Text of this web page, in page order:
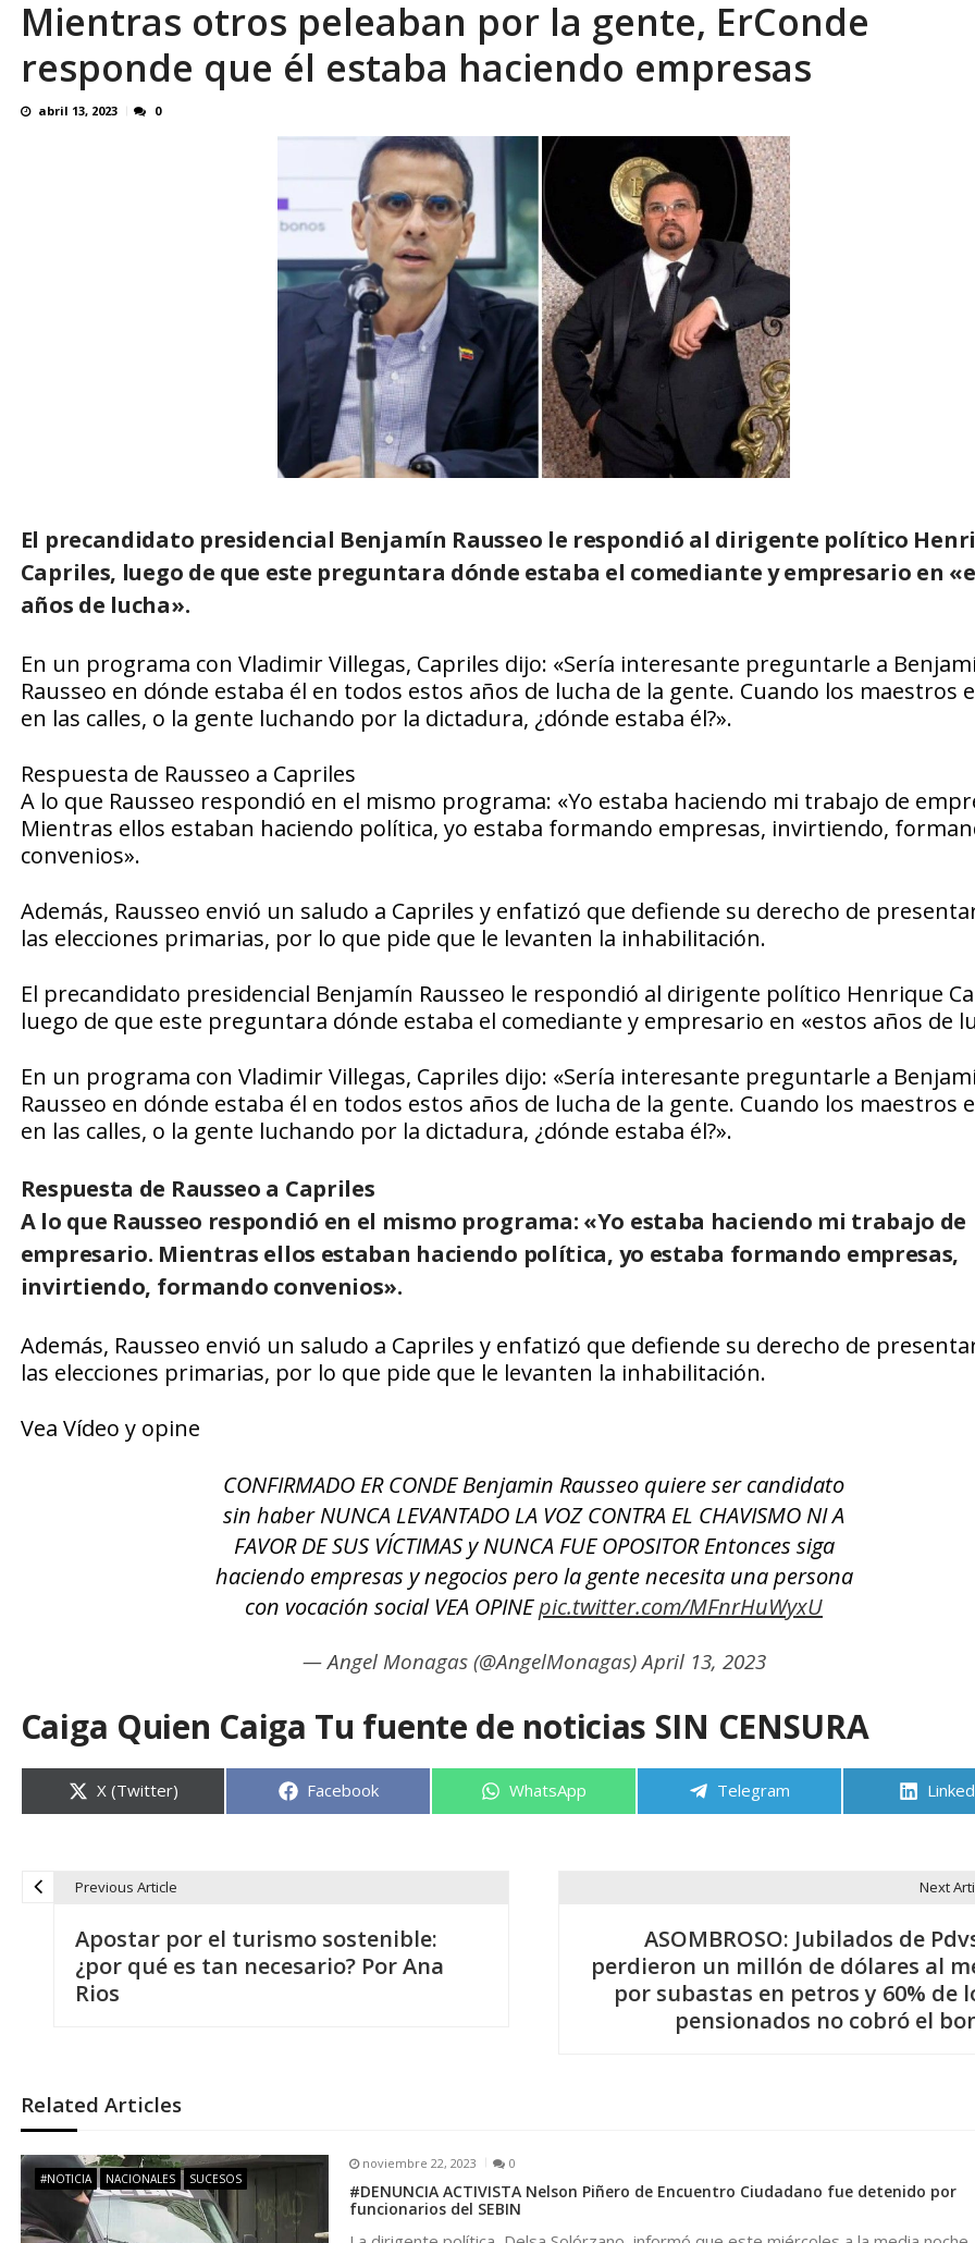
¿QUE PROTEGES TU? Por: Miguel Ángel León R AGOSTO 8, 2026
Mientras otros peleaban por la gente, ErConde
responde que él estaba haciendo empresas
abril 13, 2023 0
El precandidato presidencial Benjamín Rausseo le respondió al dirigente político
Capriles, luego de que este preguntara dónde estaba el comediante y empresario en
años de lucha».
En un programa con Vladimir Villegas, Capriles dijo: «Sería interesante preguntarle a
Rausseo en dónde estaba él en todos estos años de lucha de la gente. Cuando los maestros
en las calles, o la gente luchando por la dictadura, ¿dónde estaba él?».
Respuesta de Rausseo a Capriles
A lo que Rausseo respondió en el mismo programa: «Yo estaba haciendo mi trabajo de
Mientras ellos estaban haciendo política, yo estaba formando empresas, invirtiendo,
convenios».
Además, Rausseo envió un saludo a Capriles y enfatizó que defiende su derecho de
las elecciones primarias, por lo que pide que le levanten la inhabilitación.
El precandidato presidencial Benjamín Rausseo le respondió al dirigente político Henrique
luego de que este preguntara dónde estaba el comediante y empresario en «estos años de
En un programa con Vladimir Villegas, Capriles dijo: «Sería interesante preguntarle a
Rausseo en dónde estaba él en todos estos años de lucha de la gente. Cuando los maestros
en las calles, o la gente luchando por la dictadura, ¿dónde estaba él?».
Respuesta de Rausseo a Capriles
A lo que Rausseo respondió en el mismo programa: «Yo estaba haciendo mi trabajo de
empresario. Mientras ellos estaban haciendo política, yo estaba formando empresas,
invirtiendo, formando convenios».
Además, Rausseo envió un saludo a Capriles y enfatizó que defiende su derecho de
las elecciones primarias, por lo que pide que le levanten la inhabilitación.
Vea Vídeo y opine
CONFIRMADO ER CONDE Benjamin Rausseo quiere ser candidato
sin haber NUNCA LEVANTADO LA VOZ CONTRA EL CHAVISMO NI A
FAVOR DE SUS VÍCTIMAS y NUNCA FUE OPOSITOR Entonces siga
haciendo empresas y negocios pero la gente necesita una persona
con vocación social VEA OPINEpic.twitter.com/MFnrHuWyxU
— Angel Monagas (@AngelMonagas)April 13, 2023
Caiga Quien Caiga Tu fuente de noticias SIN CENSURA
Compartir
en
X (Twitter) Compartir
Facebook Compartir
WhatsApp Compartir
Telegram
g
a
Previous Article
Apostar por el turismo sostenible:
¿por qué es tan necesario? Por Ana
Rios
Next
ASOMBROSO: Jubilados de
perdieron un millón de dólares al
por subastas en petros y 60% de
pensionados no cobró el
Related Articles
#NOTICIA NACIONALES SUCESOS
noviembre 22, 2023 0
#DENUNCIA ACTIVISTA Nelson Piñero de Encuentro Ciudadano fue detenido por
funcionarios del SEBIN